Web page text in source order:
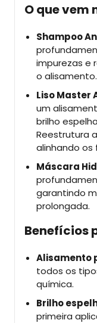
O que vem
Shampoo
impurezas e
o alisamento.
Liso Master
um
brilho
Reestrutura
alinhando os
Máscara
garantindo
prolongada.
Benefícios
Alisamento
todos os
química.
Brilho
primeira